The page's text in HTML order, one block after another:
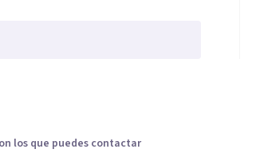
los que puedes contactar